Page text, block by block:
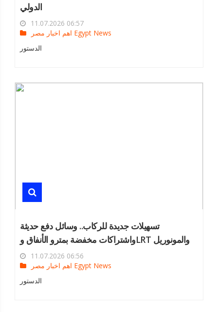
الدولي
11.07.2026 06:57
اهم اخبار مصر Egypt News
الدستور
تسهيلات جديدة للركاب.. وسائل دفع حديثة
واشتراكات مخفضة بمترو الأنفاق وLRT والمونوريل
11.07.2026 06:56
اهم اخبار مصر Egypt News
الدستور